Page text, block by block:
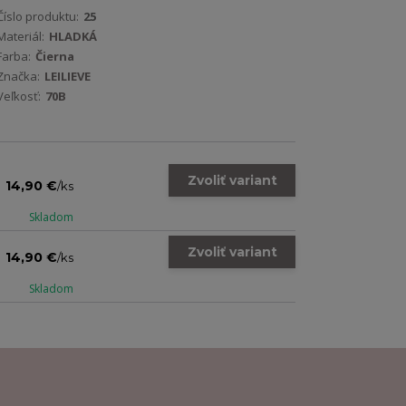
produktu: 25
HLADKÁ
Čierna
LEILIEVE
70B
14,90 €/ks
Skladom
Zvoliť variant
14,90 €/ks
Skladom
Zvoliť variant